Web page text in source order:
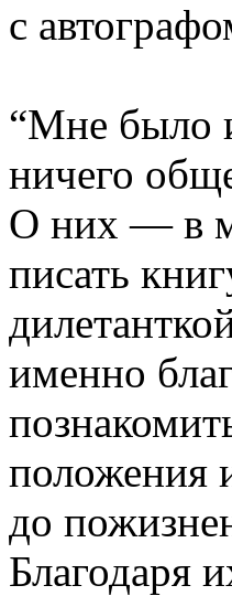
с
“Мне было
ничего
О них — в
писать
именно
положения
до
Благодаря